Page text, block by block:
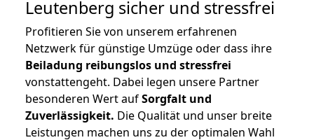
Leutenberg sicher und stressfrei
Profitieren Sie von unserem erfahrenen
Netzwerk für günstige Umzüge oder dass ihre
Beiladung reibungslos und stressfrei
vonstattengeht. Dabei legen unsere Partner
besonderen Wert aufSorgfalt und
Zuverlässigkeit. Die Qualität und unser breite
Leistungen machen uns zu der optimalen Wahl